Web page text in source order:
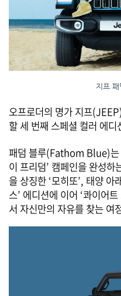
지프
오프로더의 명가 지프
할 세 번째 스페셜 컬러 에
패덤 블루(Fathom Blue)는
이 프리덤’ 캠페인을 완성
을 상징한 ‘모히또’, 태양 아
스’ 에디션에 이어 ‘콰이어
서 자신만의 자유를 찾는 여